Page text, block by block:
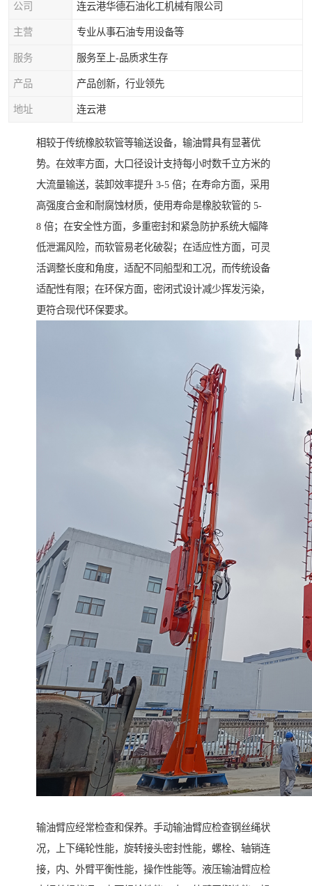
公司 连云港华德石油化工机械有限公司
主营 专业从事石油专用设备等
服务 服务至上-品质求生存
产品 产品创新，行业领先
地址 连云港
相较于传统橡胶软管等输送设备，输油臂具有显著优
势。在效率方面，大口径设计支持每小时数千立方米的
大流量输送，装卸效率提升 3-5 倍；在寿命方面，采用
高强度合金和耐腐蚀材质，使用寿命是橡胶软管的 5-
8 倍；在安全性方面，多重密封和紧急防护系统大幅降
低泄漏风险，而软管易老化破裂；在适应性方面，可灵
活调整长度和角度，适配不同船型和工况，而传统设备
适配性有限；在环保方面，密闭式设计减少挥发污染，
更符合现代环保要求。
输油臂应经常检查和保养。手动输油臂应检查钢丝绳状
况，上下绳轮性能，旋转接头密封性能，螺栓、轴销连
接，内、外臂平衡性能，操作性能等。液压输油臂应检